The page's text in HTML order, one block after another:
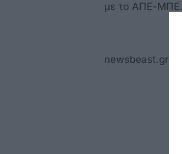
με το ΑΠΕ-ΜΠΕ.
newsbeast.gr